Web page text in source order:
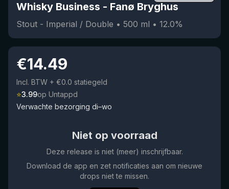
Whisky Business - Fanø Bryghus
Stout - Imperial / Double • 500 ml • 12.0%
€14.49
Incl. BTW + €0.0 statiegeld
⭐3.99op Untappd
Verwachte bezorging di–wo
Niet op voorraad
Deze release is niet (meer) inschrijfbaar.
Download de app en zet notificaties aan om nieuwe
drops niet te missen.